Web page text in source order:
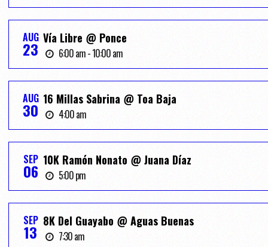
AUG
23
Vía Libre @ Ponce
6:00 am - 10:00 am
AUG
30
16 Millas Sabrina @ Toa Baja
4:00 am
SEP
06
10K Ramón Nonato @ Juana Díaz
5:00 pm
SEP
13
8K Del Guayabo @ Aguas Buenas
7:30 am